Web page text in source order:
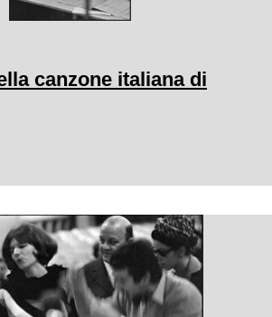
canzone italiana di